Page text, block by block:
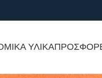
ΥΛΙΚΑ